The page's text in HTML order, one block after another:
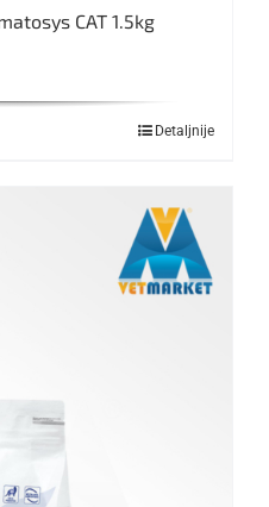
CAT 1.5kg
Detaljnije